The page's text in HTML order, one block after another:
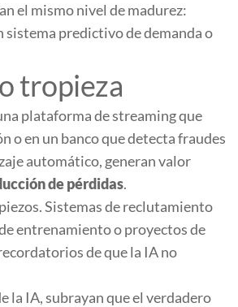
el mismo nivel de madurez:
predictivo de demanda o
tropieza
plataforma de streaming que
o en un banco que detecta fraudes
automático, generan valor
de pérdidas.
Sistemas de reclutamiento
entrenamiento o proyectos de
de que la IA no
la IA, subrayan que el verdadero